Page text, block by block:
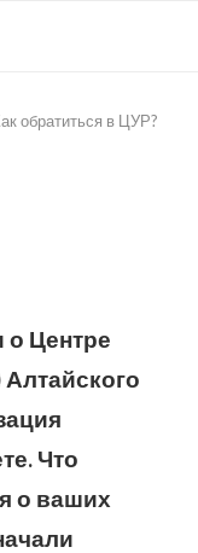
обратиться в ЦУР?
Центре
Что
о ваших